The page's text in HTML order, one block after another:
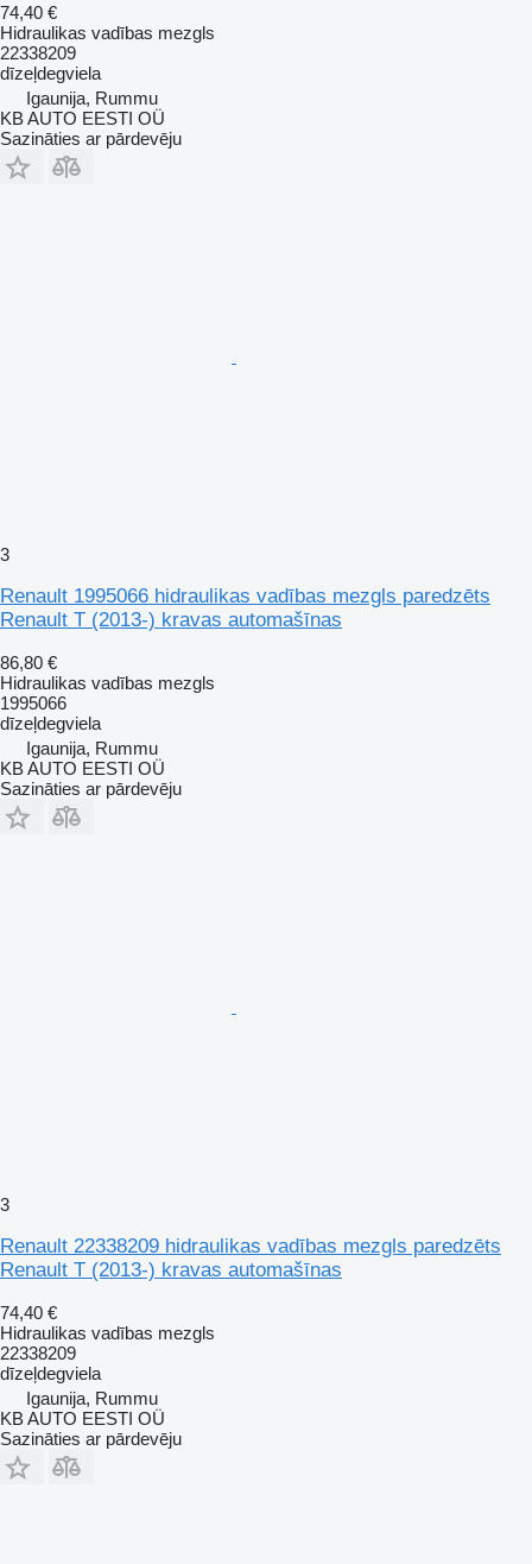
74,40 €
Hidraulikas vadības mezgls
22338209
dīzeļdegviela
Igaunija, Rummu
KB AUTO EESTI OÜ
Sazināties ar pārdevēju
3
Renault 1995066 hidraulikas vadības mezgls paredzēts
Renault T (2013-) kravas automašīnas
86,80 €
Hidraulikas vadības mezgls
1995066
dīzeļdegviela
Igaunija, Rummu
KB AUTO EESTI OÜ
Sazināties ar pārdevēju
3
Renault 22338209 hidraulikas vadības mezgls paredzēts
Renault T (2013-) kravas automašīnas
74,40 €
Hidraulikas vadības mezgls
22338209
dīzeļdegviela
Igaunija, Rummu
KB AUTO EESTI OÜ
Sazināties ar pārdevēju